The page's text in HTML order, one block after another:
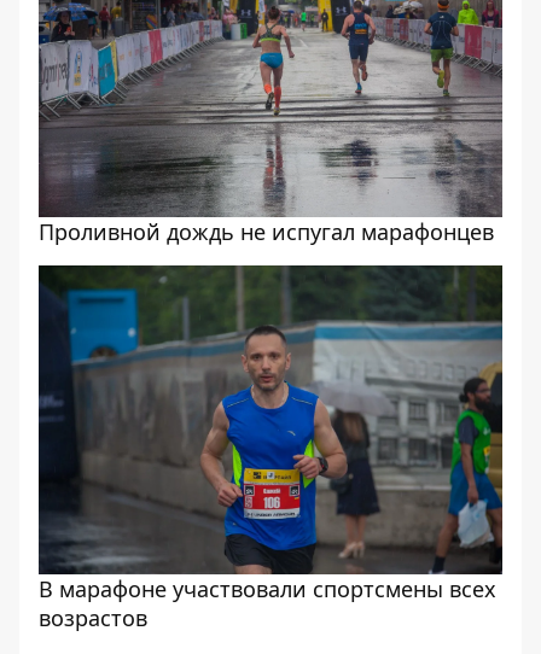
Проливной дождь не испугал марафонцев
В марафоне участвовали спортсмены всех
возрастов